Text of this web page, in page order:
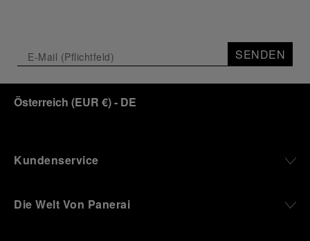
SENDEN
Österreich (EUR €)- DE
Kundenservice
Die Welt Von Panerai